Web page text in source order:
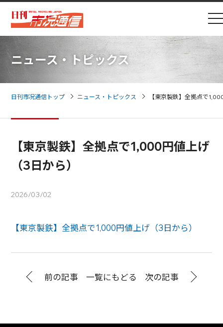
ニュース・トピックス
日刊市况通信トップ ニュース・トピックス 【東京製鉄】全拠点で
【東京製鉄】全拠点で1,000円値上げ
（3日から）
2026/03/02
【東京製鉄】全拠点で1,000円値上げ（3日から）
前の記事 一覧にもどる 次の記事